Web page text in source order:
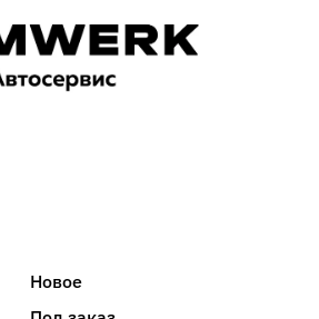
Новое